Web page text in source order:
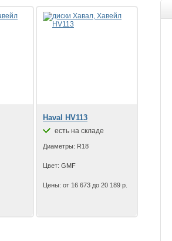
Haval HV113
есть на складе
Диаметры: R18
Цвет: GMF
Цены: от 16 673 до 20 189 р.